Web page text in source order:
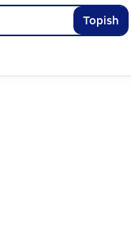
Topish